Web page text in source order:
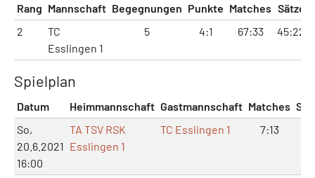
Rang Mannschaft Begegnungen Punkte Matches Sätze
2
TC
Esslingen 1
5 4:1 67:33 45:22
Spielplan
Datum Heimmannschaft Gastmannschaft Matches
So,
20.6.2021
16:00
TA TSV RSK
Esslingen 1
TC Esslingen 1 7:13